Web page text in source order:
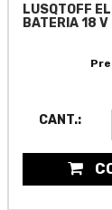
LUSQTOFF
BATERIA 18
CANT.: